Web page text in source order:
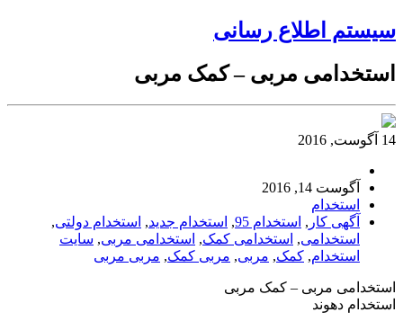
سیستم اطلاع رسانی
استخدامی مربی – کمک مربی
14 آگوست, 2016
آگوست 14, 2016
استخدام
آگهی کار , استخدام 95 , استخدام جدید, استخدام دولتی,
استخدامی, استخدامی کمک, استخدامی مربی, سایت
استخدام, کمک, مربی, مربی کمک, مربی مربی
استخدامی مربی – کمک مربی
استخدام دهوند